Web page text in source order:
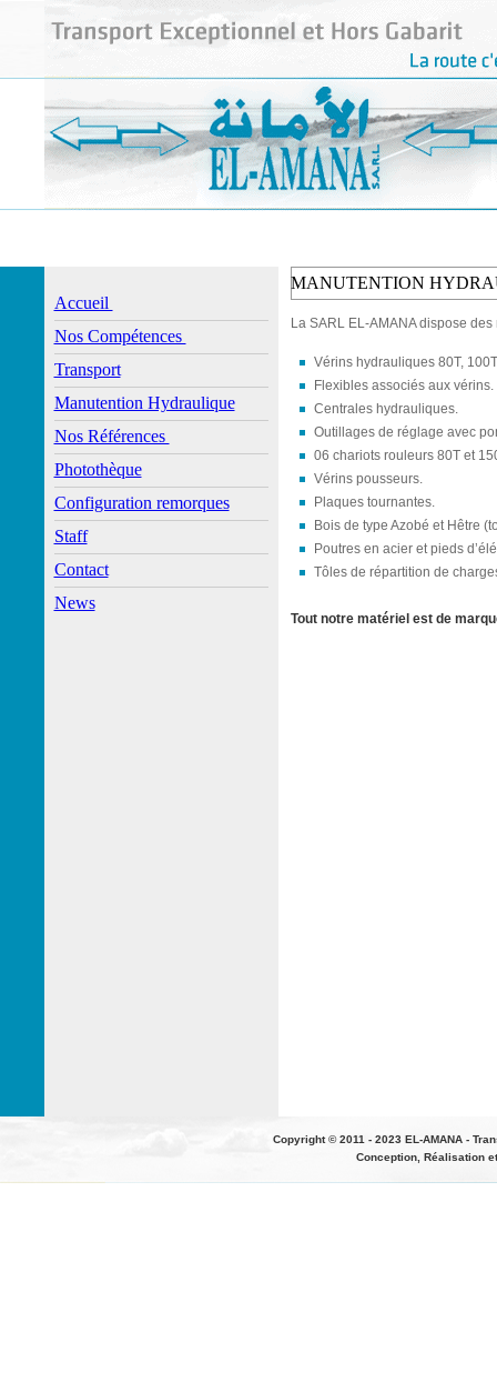
Accueil
Nos Compétences
Transport
Manutention Hydraulique
Nos Références
Photothèque
Configuration remorques
Staff
Contact
News
MANUTENTION
La SARL EL-AMANA dispose
Vérins hydrauliques 80T,
Flexibles associés aux vérins.
Centrales hydrauliques.
Outillages de réglage avec
06 chariots rouleurs 80T et
Vérins pousseurs.
Plaques tournantes.
Bois de type Azobé et Hêtre
Poutres en acier et pieds
Tôles de répartition de
Tout notre matériel est de
Copyright © 2011 - 2023 EL-AMANA -
Conception, Réalisation